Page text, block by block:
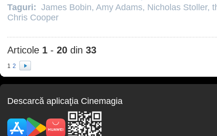
Taguri: James Bobin, Amy Adams, Nicholas Stoller,
Chris Cooper
Articole 1 - 20 din 33
1 2
Descarcă aplicaţia Cinemagia